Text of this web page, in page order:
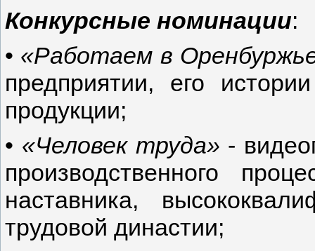
Конкурсные номинации:
• «Работаем в
предприятии, его
продукции;
• «Человек труда» -
производственного
наставника,
трудовой династии;